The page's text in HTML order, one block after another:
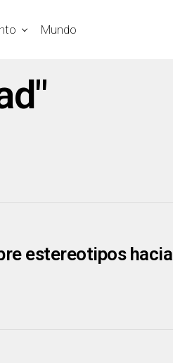
Mundo
estereotipos hacia